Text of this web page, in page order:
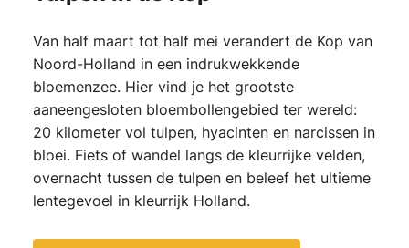
Van half maart tot half mei verandert de Kop van
Noord-Holland in een indrukwekkende
bloemenzee. Hier vind je het grootste
aaneengesloten bloembollengebied ter wereld:
20 kilometer vol tulpen, hyacinten en narcissen in
bloei. Fiets of wandel langs de kleurrijke velden,
overnacht tussen de tulpen en beleef het ultieme
lentegevoel in kleurrijk Holland.